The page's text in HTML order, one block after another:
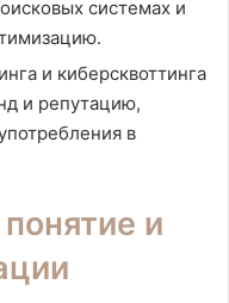
системах и
и киберсквоттинга
и репутацию,
в
и